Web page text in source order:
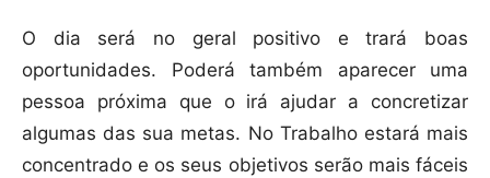
O dia será no geral positivo e trará boas
oportunidades. Poderá também aparecer uma
pessoa próxima que o irá ajudar a concretizar
algumas das sua metas. No Trabalho estará mais
concentrado e os seus objetivos serão mais fáceis